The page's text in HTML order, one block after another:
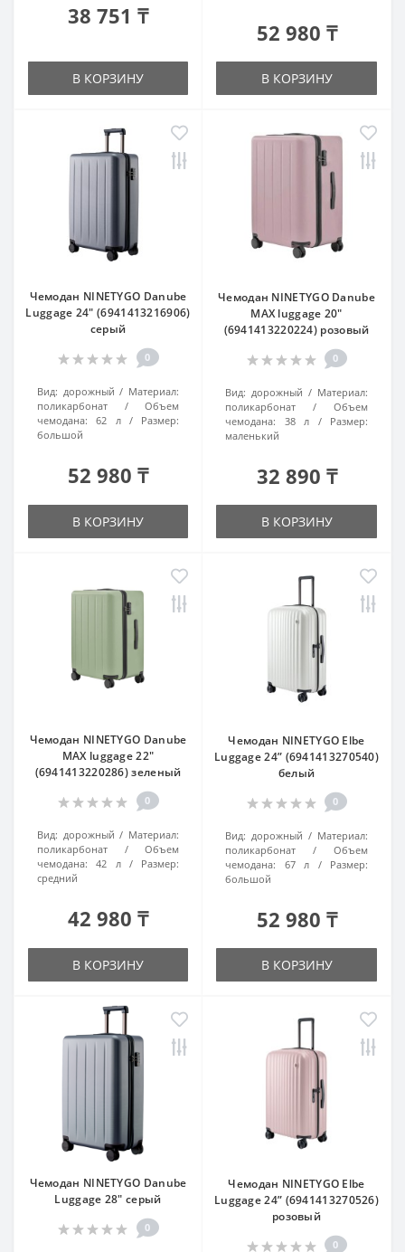
38 751 ₸
В КОРЗИНУ
52 980 ₸
В КОРЗИНУ
Чемодан NINETYGO Danube
Luggage 24" (6941413216906)
серый
0
Вид: дорожный
Материал:
поликарбонат
Объем
чемодана:
62 л
Размер:
большой
52 980 ₸
В КОРЗИНУ
Чемодан NINETYGO Danube
MAX luggage 20"
(6941413220224) розовый
0
Вид: дорожный
Материал:
поликарбонат
Объем
чемодана:
38 л
Размер:
маленький
32 890 ₸
В КОРЗИНУ
Чемодан NINETYGO Danube
MAX luggage 22"
(6941413220286) зеленый
0
Вид: дорожный
Материал:
поликарбонат
Объем
чемодана:
42 л
Размер:
средний
42 980 ₸
В КОРЗИНУ
Чемодан NINETYGO Elbe
Luggage 24” (6941413270540)
белый
0
Вид: дорожный
Материал:
поликарбонат
Объем
чемодана:
67 л
Размер:
большой
52 980 ₸
В КОРЗИНУ
Чемодан NINETYGO Danube
Luggage 28" серый
0
Чемодан NINETYGO Elbe
Luggage 24” (6941413270526)
розовый
0